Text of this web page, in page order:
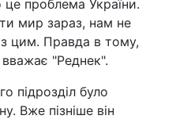
проблема України.
мир зараз, нам не
цим. Правда в тому,
"Реднек".
підрозділ було
Вже пізніше він